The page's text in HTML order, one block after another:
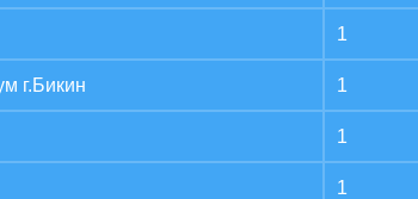
1
г.Бикин 1
1
1